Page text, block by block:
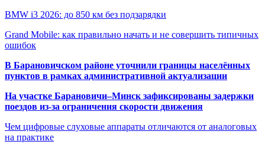
BMW i3 2026: до 850 км без подзарядки
Grand Mobile: как правильно начать и не совершить типичных
ошибок
В Барановичском районе уточнили границы населённых
пунктов в рамках административной актуализации
На участке Барановичи–Минск зафиксированы задержки
поездов из-за ограничения скорости движения
Чем цифровые слуховые аппараты отличаются от аналоговых
на практике